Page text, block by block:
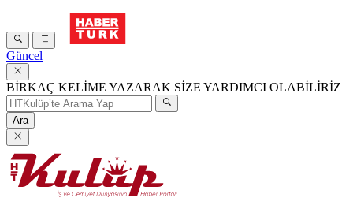
Güncel
BİRKAÇ KELİME YAZARAK SİZE YARDIMCI OLABİLİRİZ
Ara